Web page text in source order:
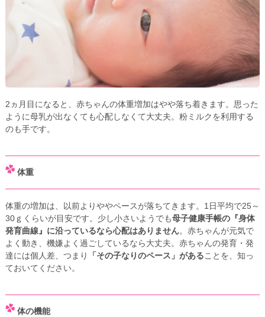
2ヵ月目になると、赤ちゃんの体重増加はやや落ち着きます。思った
ように母乳が出なくても心配しなくて大丈夫。粉ミルクを利用する
のも手です。
体重
体重の増加は、以前よりややペースが落ちてきます。1日平均で25～
30ｇくらいが目安です。少し小さいようでも母子健康手帳の『身体
発育曲線』に沿っているなら心配はありません。赤ちゃんが元気で
よく動き、機嫌よく過ごしているなら大丈夫。赤ちゃんの発育・発
達には個人差、つまり
「その子なりのペース」があることを、知っ
ておいてください。
体の機能